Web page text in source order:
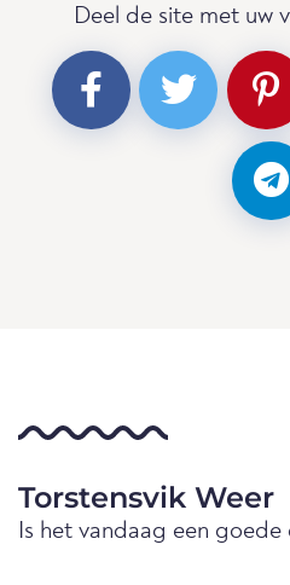
Deel de site met uw
Torstensvik Weer
Is het vandaag een